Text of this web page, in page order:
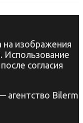
на изображения
Использование
согласия
агентство Bilerm